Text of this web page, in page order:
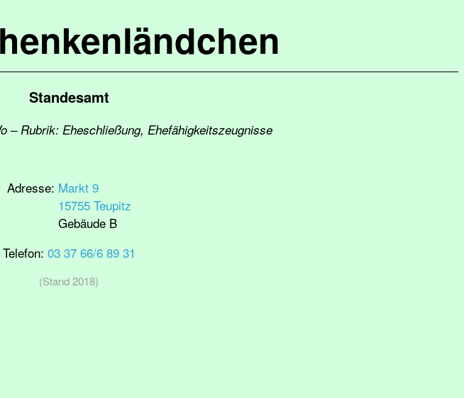
Standesamt
– Rubrik: Eheschließung, Ehefähigkeitszeugnisse
Adresse: Markt 9
15755 Teupitz
Gebäude B
Telefon: 03 37 66/6 89 31
(Stand 2018)